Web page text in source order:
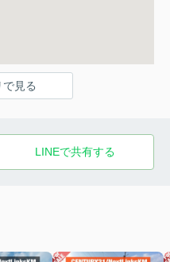
見る
LINEで共有する